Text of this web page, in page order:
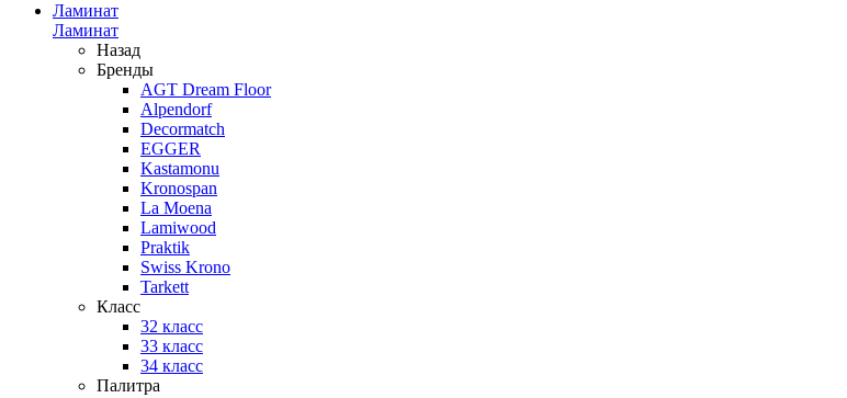
Ламинат
Ламинат
Назад
Бренды
AGT Dream Floor
Alpendorf
Decormatch
EGGER
Kastamonu
Kronospan
La Moena
Lamiwood
Praktik
Swiss Krono
Tarkett
Класс
32 класс
33 класс
34 класс
Палитра